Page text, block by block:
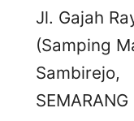
Jl. Gajah
(Samping
Sambirejo,
SEMARANG